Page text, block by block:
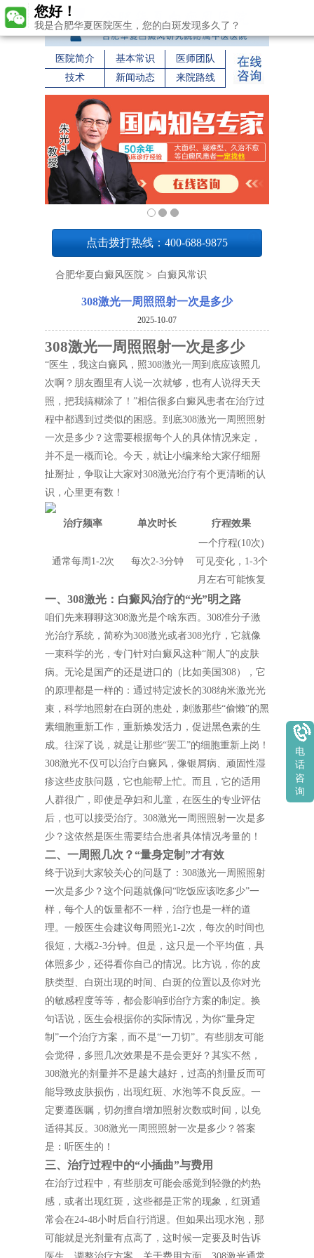
医院简介 基本常识
医师团队
技术
新闻动态 来院路线
点击拨打热线：400-688-9875
合肥华夏白癜风医院 > 白癜风常识
308激光一周照照射一次是多少
2025-10-07
308激光一周照照射一次是多少
“医生，我这白癜风，照308激光一周到底应该照几
次啊？朋友圈里有人说一次就够，也有人说得天天
照，把我搞糊涂了！”相信很多白癜风患者在治疗过
程中都遇到过类似的困惑。到底308激光一周照照射
一次是多少？这需要根据每个人的具体情况来定，
并不是一概而论。今天，就让小编来给大家仔细掰
扯掰扯，争取让大家对308激光治疗有个更清晰的认
识，心里更有数！
治疗频率 单次时长 疗程效果
通常每周1-2次 每次2-3分钟
一个疗程(10次)
可见变化，1-3个
月左右可能恢复
一、308激光：白癜风治疗的“光”明之路
咱们先来聊聊这308激光是个啥东西。308准分子激
光治疗系统，简称为308激光或者308光疗，它就像
一束科学的光，专门针对白癜风这种“闹人”的皮肤
病。无论是国产的还是进口的（比如美国308），它
的原理都是一样的：通过特定波长的308纳米激光光
束，科学地照射在白斑的患处，刺激那些“偷懒”的黑
素细胞重新工作，重新焕发活力，促进黑色素的生
成。往深了说，就是让那些“罢工”的细胞重新上岗！
308激光不仅可以治疗白癜风，像银屑病、顽固性湿
疹这些皮肤问题，它也能帮上忙。而且，它的适用
人群很广，即使是孕妇和儿童，在医生的专业评估
后，也可以接受治疗。308激光一周照照射一次是多
少？这依然是医生需要结合患者具体情况考量的！
二、一周照几次？“量身定制”才有效
终于说到大家较关心的问题了：308激光一周照照射
一次是多少？这个问题就像问“吃饭应该吃多少”一
样，每个人的饭量都不一样，治疗也是一样的道
理。一般医生会建议每周照光1-2次，每次的时间也
很短，大概2-3分钟。但是，这只是一个平均值，具
体照多少，还得看你自己的情况。比方说，你的皮
肤类型、白斑出现的时间、白斑的位置以及你对光
的敏感程度等等，都会影响到治疗方案的制定。换
句话说，医生会根据你的实际情况，为你“量身定
制”一个治疗方案，而不是“一刀切”。有些朋友可能
会觉得，多照几次效果是不是会更好？其实不然，
308激光的剂量并不是越大越好，过高的剂量反而可
能导致皮肤损伤，出现红斑、水泡等不良反应。一
定要遵医嘱，切勿擅自增加照射次数或时间，以免
适得其反。308激光一周照照射一次是多少？答案
是：听医生的！
三、治疗过程中的“小插曲”与费用
在治疗过程中，有些朋友可能会感觉到轻微的灼热
感，或者出现红斑，这些都是正常的现象，红斑通
常会在24-48小时后自行消退。但如果出现水泡，那
可能就是光剂量有点高了，这时候一定要及时告诉
您好！
我是合肥华夏医院医生，您的白斑发现多久了？
电
话
咨
询